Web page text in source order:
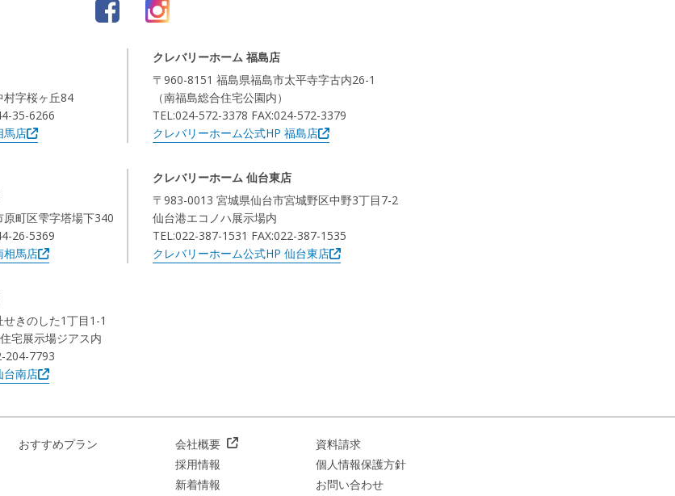
字桜ヶ丘84
35-6266
馬店
クレバリーホーム 福島店
〒960-8151 福島県福島市太平寺字古内26-1
（南福島総合住宅公園内）
TEL:024-572-3378 FAX:024-572-3379
クレバリーホーム公式HP 福島店
町区雫字塔場下340
26-5369
相馬店
クレバリーホーム 仙台東店
〒983-0013 宮城県仙台市宮城野区中野3丁目7-2
仙台港エコノハ展示場内
TEL:022-387-1531 FAX:022-387-1535
クレバリーホーム公式HP 仙台東店
きのした1丁目1-1
宅展示場ジアス内
204-7793
台南店
おすすめプラン
会社概要
採用情報
新着情報
資料請求
個人情報保護方針
お問い合わせ